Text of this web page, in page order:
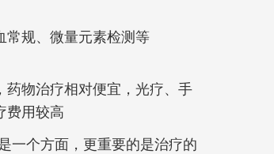
常规、微量元素检测等
药物治疗相对便宜，光疗、手
费用较高
一个方面，更重要的是治疗的